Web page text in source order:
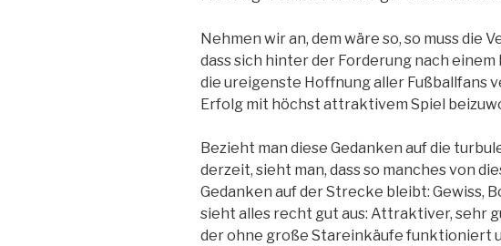
Nehmen wir an, dem wäre so, so muss die
dass sich hinter der Forderung nach
die ureigenste Hoffnung aller Fußballfans
Erfolg mit höchst attraktivem Spiel
Bezieht man diese Gedanken auf die
derzeit, sieht man, dass so manches von
Gedanken auf der Strecke bleibt: Gewiss,
sieht alles recht gut aus: Attraktiver, sehr
der ohne große Stareinkäufe funktioniert